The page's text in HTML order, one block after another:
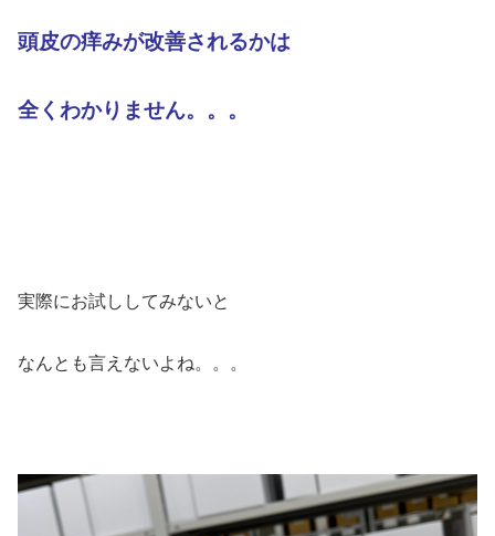
頭皮の痒みが改善されるかは
全く わかりません。。。
実際にお試ししてみないと
なんとも言えないよね。。。